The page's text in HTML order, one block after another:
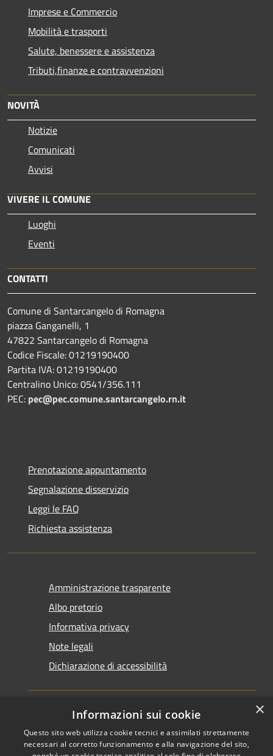
Imprese e Commercio
Mobilità e trasporti
Salute, benessere e assistenza
Tributi,finanze e contravvenzioni
NOVITÀ
Notizie
Comunicati
Avvisi
VIVERE IL COMUNE
Luoghi
Eventi
CONTATTI
Comune di Santarcangelo di Romagna
piazza Ganganelli, 1
47822 Santarcangelo di Romagna
Codice Fiscale: 01219190400
Partita IVA: 01219190400
Centralino Unico: 0541/356.111
PEC: pec@pec.comune.santarcangelo.rn.it
Prenotazione appuntamento
Segnalazione disservizio
Leggi le FAQ
Richiesta assistenza
Amministrazione trasparente
Albo pretorio
Informativa privacy
Note legali
Dichiarazione di accessibilità
RSS
Copyright © 2026 • Comune di
×
Informazioni sui cookie
Questo sito web utilizza cookie tecnici e assimilati strettamente
necessari al corretto funzionamento e alla navigazione del sito,